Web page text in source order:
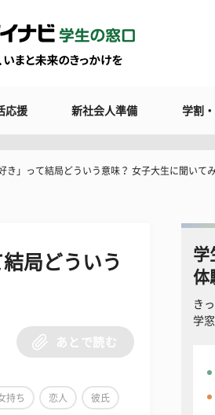
応援 新社会人準備 学割
き」って結局どういう意味？ 女子大生に聞いてみ
局どういう
あとで読む
持ち 恋人 彼氏
学
体
き
学